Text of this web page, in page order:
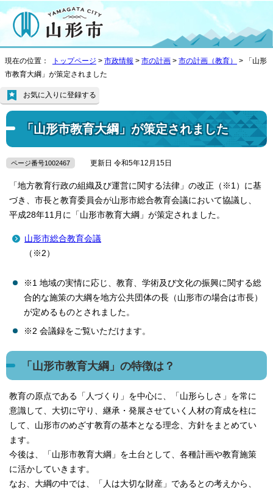
現在の位置： トップページ > 市政情報 > 市の計画 > 市の計画（教育）
> 「山形
市教育大綱」が策定されました
「山形市教育大綱」が策定されました
お気に入りに登録する
ページ番号1002467 更新日 令和5年12月15日
「地方教育行政の組織及び運営に関する法律」の改正（※1）に基
づき、市長と教育委員会が山形市総合教育会議において協議し、
平成28年11月に「山形市教育大綱」が策定されました。
山形市総合教育会議
（※2）
※1 地域の実情に応じ、教育、学術及び文化の振興に関する総
合的な施策の大綱を地方公共団体の長（山形市の場合は市長）
が定めるものとされました。
※2 会議録をご覧いただけます。
「山形市教育大綱」の特徴は？
教育の原点である「人づくり」を中心に、「山形らしさ」を常に
意識して、大切に守り、継承・発展させていく人材の育成を柱に
して、山形市のめざす教育の基本となる理念、方針をまとめてい
ます。
今後は、「山形市教育大綱」を土台として、各種計画や教育施策
に活かしていきます。
なお、大綱の中では、「人は大切な財産」であるとの考えから、